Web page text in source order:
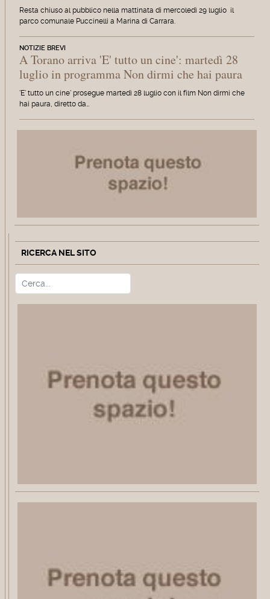
Resta chiuso al pubblico nella mattinata di mercoledì 29 luglio il
parco comunale Puccinelli a Marina di Carrara.
NOTIZIE BREVI
A Torano arriva 'E' tutto un cine': martedì 28
luglio in programma Non dirmi che hai paura
'E' tutto un cine' prosegue martedì 28 luglio con il film Non dirmi che
hai paura, diretto da…
RICERCA NEL SITO
Cerca Type 2 or more characters for